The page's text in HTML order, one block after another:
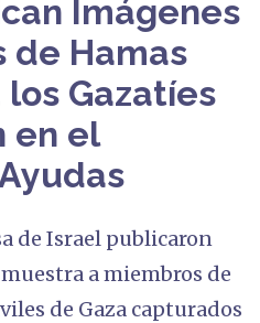
Imágenes
de Hamas
Gazatíes
en el
de Israel publicaron
a miembros de
de Gaza capturados